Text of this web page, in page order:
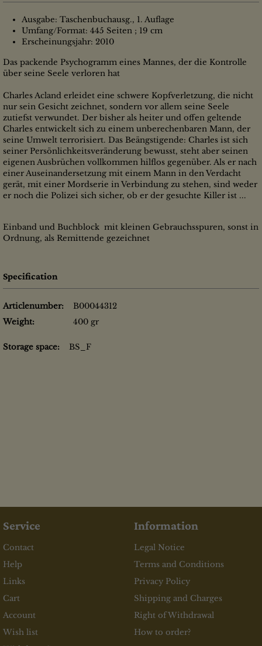
Ausgabe: Taschenbuchausg., 1. Auflage
Umfang/Format: 445 Seiten ; 19 cm
Erscheinungsjahr: 2010
Das packende Psychogramm eines Mannes, der die Kontrolle
über seine Seele verloren hat
Charles Acland erleidet eine schwere Kopfverletzung, die nicht
nur sein Gesicht zeichnet, sondern vor allem seine Seele
zutiefst verwundet. Der bisher als heiter und offen geltende
Charles entwickelt sich zu einem unberechenbaren Mann, der
seine Umwelt terrorisiert. Das Beängstigende: Charles ist sich
seiner Persönlichkeitsveränderung bewusst, steht aber seinen
eigenen Ausbrüchen vollkommen hilflos gegenüber. Als er nach
einer Auseinandersetzung mit einem Mann in den Verdacht
gerät, mit einer Mordserie in Verbindung zu stehen, sind weder
er noch die Polizei sich sicher, ob er der gesuchte Killer ist ...
Einband und Buchblock mit kleinen Gebrauchsspuren, sonst in
Ordnung, als Remittende gezeichnet
Specification
Articlenumber:
B00044312
Weight:
400 gr
Storage space: BS_F
Service
Contact
Help
Links
Cart
Account
Wish list
Information
Legal Notice
Terms and Conditions
Privacy Policy
Shipping and Charges
Right of Withdrawal
How to order?